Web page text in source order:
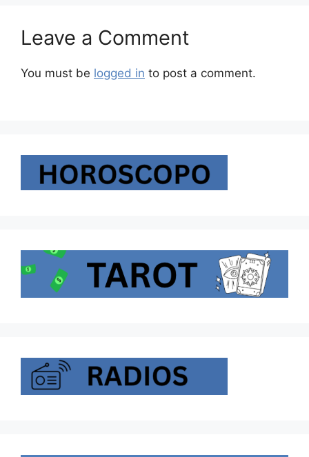
Leave a Comment
You must be logged in to post a comment.